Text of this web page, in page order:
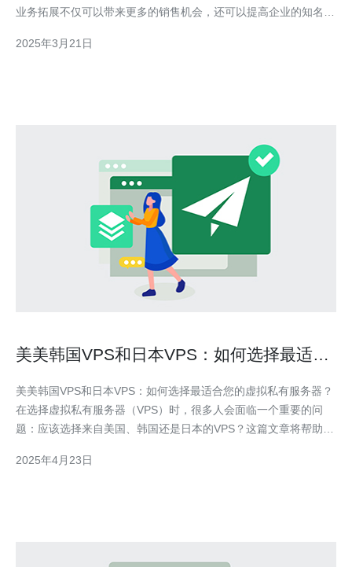
业务拓展不仅可以带来更多的销售机会，还可以提高企业的知名度
因素是拥有高性能的虚拟专用服务器（VPS）。
2025年3月21日
美美韩国VPS和日本VPS：如何选择最适合
美美韩国VPS和日本VPS：如何选择最适合您的虚拟私有服务器？
在选择虚拟私有服务器（VPS）时，很多人会面临一个重要的问
题：应该选择来自美国、韩国还是日本的VPS？这篇文章将帮助您
美国作为全球IT技术领先的国家之一，拥有先进的网络基础设施和
2025年4月23日